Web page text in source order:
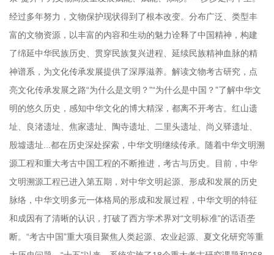
经过多年努力，文物保护现状得到了根本改变。分布广泛、类型丰
富的文物资源，以丰富的内容和生动的魅力诠释了中国精神，构建
了绵延中华民族历史、贯穿民族复兴进程、延续民族精神血脉的精
神谱系，为文化传承发展提供了深厚滋养。解读文物考古研究，点
亮文化传承发展之路“为什么是文明？”“为什么是中国？”了解中华文
明的悠久历史，感知中华文化的博大精深，都离不开考古。红山遗
址、良渚遗址、焦家遗址、陶寺遗址、二里头遗址、尚义驿遗址、
殷墟遗址...都在历史深处探索，中华文明继续传承。随着中华文明溯
源工程和重大考古中国工程的不断推进，考古与历史。目前，中华
文明溯源工程已进入第五期，对中华文明起源、形成和发展的历史
脉络，中华文明多元一体格局的形成和发展过程，中华文明的特征
和成因有了清晰的认识，打破了西方学术界对“文明标准”的话语垄
断。“考古中国”重大项目聚焦人类起源、农业起源、夏文化研究等重